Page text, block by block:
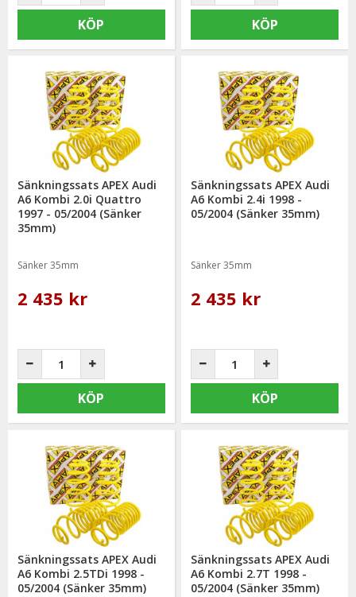
KÖP KÖP
Sänkningssats APEX Audi
A6 Kombi 2.0i Quattro
1997 - 05/2004 (Sänker
35mm)
Sänker 35mm
2 435 kr
KÖP
Sänkningssats APEX Audi
A6 Kombi 2.4i 1998 -
05/2004 (Sänker 35mm)
Sänker 35mm
2 435 kr
KÖP
Sänkningssats APEX Audi
A6 Kombi 2.5TDi 1998 -
05/2004 (Sänker 35mm)
Sänkningssats APEX Audi
A6 Kombi 2.7T 1998 -
05/2004 (Sänker 35mm)